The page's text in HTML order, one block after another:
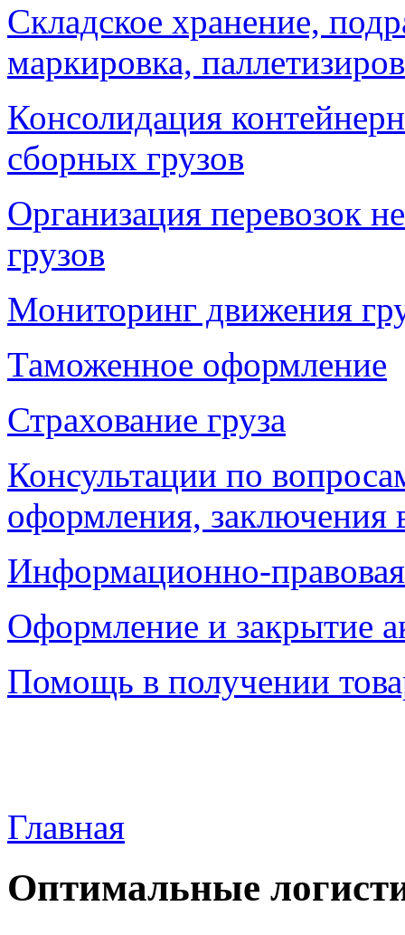
Складское хранение,
маркировка,
Консолидация
сборных грузов
Организация перевозок
грузов
Мониторинг движения
Таможенное оформление
Страхование груза
Консультации по
оформления, заключения
Информационно-
Оформление и закрытие
Помощь в получении
Главная
Оптимальные